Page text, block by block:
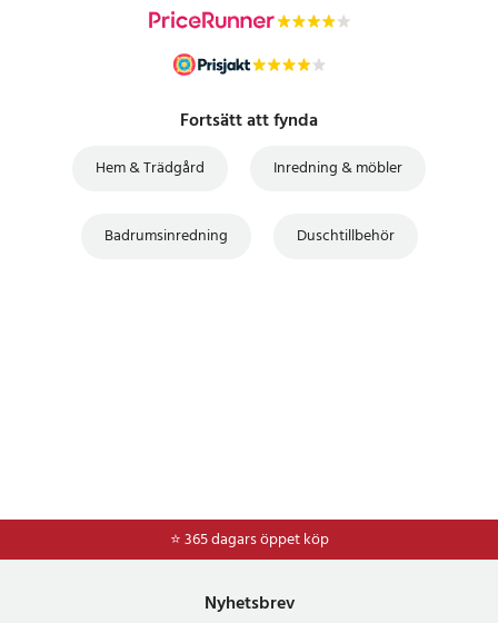
Fortsätt att fynda
Hem & Trädgård Inredning & möbler
Badrumsinredning Duschtillbehör
⭐ 365 dagars öppet köp
⭐Frakt 49kr *
Nyhetsbrev